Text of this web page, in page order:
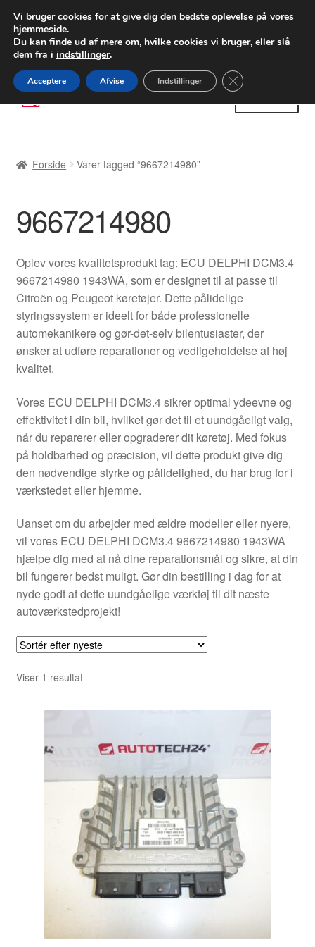
LEVERING fra 55 kr.
FEDEX verdensomspændende forsendelse
80 82 72 02
Spring
til
Spring
til
Betalinger
Kasse
Klageprocedure
Kontakte
Kurv
Levering
Min Konto
Om os
Vilkår og betingelser
Forside Varer tagged “9667214980”
9667214980
Oplev vores kvalitetsprodukt tag: ECU DELPHI DCM3.4
9667214980 1943WA, som er designet til at passe til
Citroën og Peugeot køretøjer. Dette pålidelige
styringssystem er ideelt for både professionelle
automekanikere og gør-det-selv bilentusiaster, der
ønsker at udføre reparationer og vedligeholdelse af høj
kvalitet.
Vores ECU DELPHI DCM3.4 sikrer optimal ydeevne og
effektivitet i din bil, hvilket gør det til et uundgåeligt valg,
når du reparerer eller opgraderer dit køretøj. Med fokus
på holdbarhed og præcision, vil dette produkt give dig
den nødvendige styrke og pålidelighed, du har brug for i
værkstedet eller hjemme.
Uanset om du arbejder med ældre modeller eller nyere,
vil vores ECU DELPHI DCM3.4 9667214980 1943WA
hjælpe dig med at nå dine reparationsmål og sikre, at din
bil fungerer bedst muligt. Gør din bestilling i dag for at
nyde godt af dette uundgåelige værktøj til dit næste
autoværkstedprojekt!
Viser 1 resultat
Vi bruger cookies for at give dig den bedste oplevelse på vores
hjemmeside.
Du kan finde ud af mere om, hvilke cookies vi bruger, eller slå
dem fra i indstillinger.
Acceptere Afvise Indstillinger Close GDPR